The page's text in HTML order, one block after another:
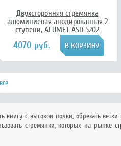
Двухсторонняя стремянка
алюминиевая анодированная 2
ступени, ALUMET ASD 5202
4070 руб.
книгу с высокой полки, обрезать
стремянки, которых на рынке